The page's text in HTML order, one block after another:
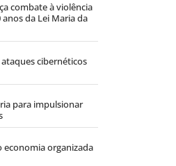
combate à violência
da Lei Maria da
cibernéticos
para impulsionar
economia organizada